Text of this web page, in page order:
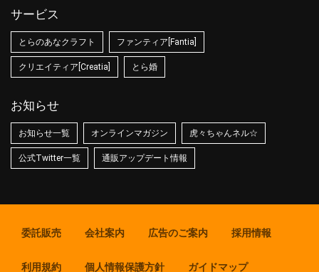
サービス
とらのあなクラフト ファンティア[Fantia]
クリエイティア[Creatia] とら婚
お知らせ
お知らせ一覧 オンラインマガジン 虎々ちゃんネル☆
公式Twitter一覧 通販アップデート情報
委託販売 会社案内 広告のご案内 採用情報
利用規約 個人情報保護方針 ガイドマップ